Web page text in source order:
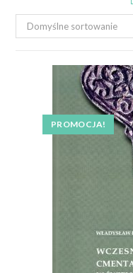
Domyślne sortowanie
PROMOCJA!